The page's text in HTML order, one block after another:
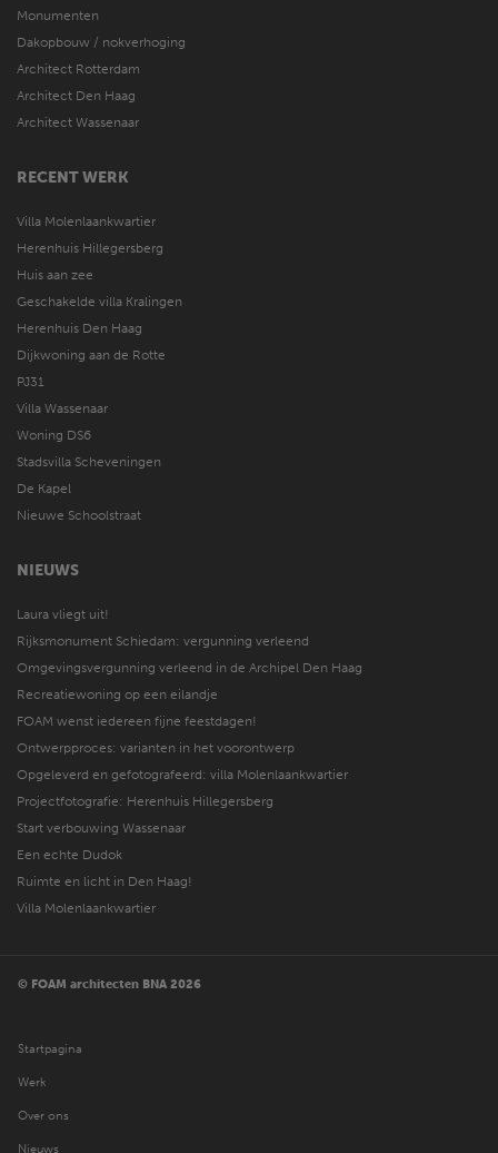
Monumenten
Dakopbouw / nokverhoging
Architect Rotterdam
Architect Den Haag
Architect Wassenaar
RECENT WERK
Villa Molenlaankwartier
Herenhuis Hillegersberg
Huis aan zee
Geschakelde villa Kralingen
Herenhuis Den Haag
Dijkwoning aan de Rotte
PJ31
Villa Wassenaar
Woning DS6
Stadsvilla Scheveningen
De Kapel
Nieuwe Schoolstraat
NIEUWS
Laura vliegt uit!
Rijksmonument Schiedam: vergunning verleend
Omgevingsvergunning verleend in de Archipel Den Haag
Recreatiewoning op een eilandje
FOAM wenst iedereen fijne feestdagen!
Ontwerpproces: varianten in het voorontwerp
Opgeleverd en gefotografeerd: villa Molenlaankwartier
Projectfotografie: Herenhuis Hillegersberg
Start verbouwing Wassenaar
Een echte Dudok
Ruimte en licht in Den Haag!
Villa Molenlaankwartier
© FOAM architecten BNA 2026
Startpagina
Werk
Over ons
Nieuws